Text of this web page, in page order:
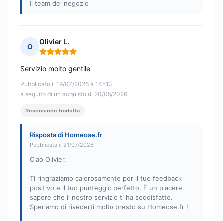
Il team del negozio
O
Olivier L.
Nota: 5 su 5
Pubblicato il 19/07/2026 à 14h13
a seguito di un acquisto di 20/05/2026
Servizio molto gentile
Recensione tradotta
Risposta di Homeose.fr
Pubblicata il 21/07/2026
Ciao Olivier,
Ti ringraziamo calorosamente per il tuo feedback
positivo e il tuo punteggio perfetto. È un piacere
sapere che il nostro servizio ti ha soddisfatto.
Speriamo di rivederti molto presto su Homéose.fr !